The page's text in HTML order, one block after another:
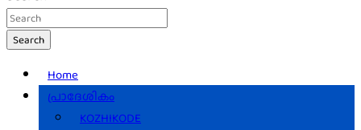
Search
Home
പ്രാദേശികം
KOZHIKODE